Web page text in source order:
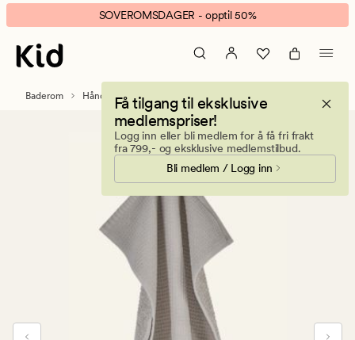
Hedda
håndkle
beige
banner.
Klikk
ESCAPE
SOVEROMSDAGER - opptil 50%
Få tilgang til eksklusive
medlemspriser!
Logg inn eller bli medlem for å få fri frakt
fra 799,- og eksklusive medlemstilbud.
Bli medlem / Logg inn
Baderom Håndklær og kluter Gjestehåndklær